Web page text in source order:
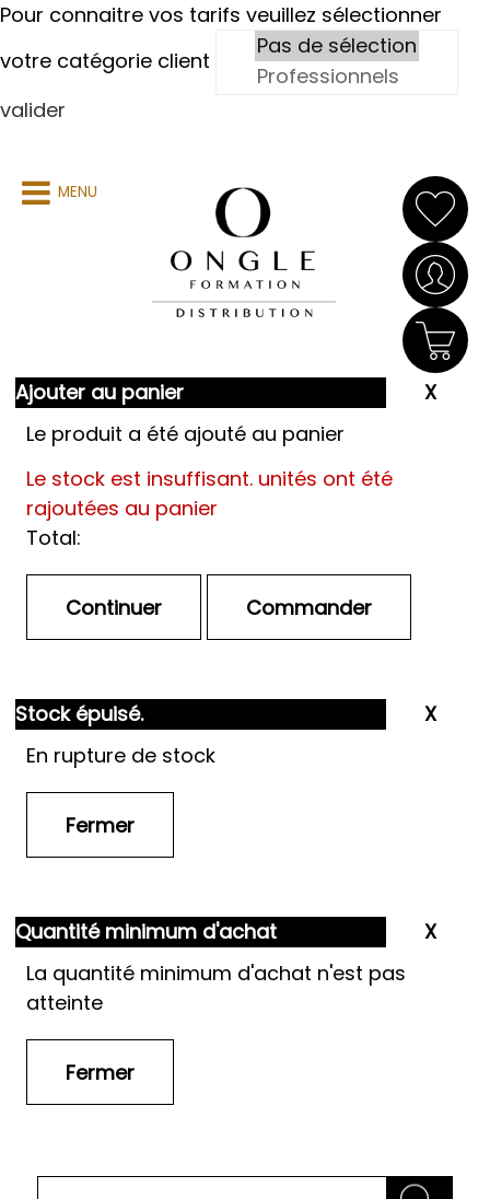
Pour connaitre vos tarifs veuillez sélectionner
votre catégorie client
valider
MENU
Ajouter au panier
Le produit a été ajouté au panier
Le stock est insuffisant. unités ont été
rajoutées au panier
Total:
Stock épuisé.
En rupture de stock
Quantité minimum d'achat
La quantité minimum d'achat n'est pas
atteinte